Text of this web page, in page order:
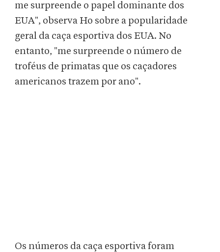
me surpreende o papel dominante dos
EUA", observa Ho sobre a popularidade
geral da caça esportiva dos EUA. No
entanto, "me surpreende o número de
troféus de primatas que os caçadores
americanos trazem por ano".
Os números da caça esportiva foram